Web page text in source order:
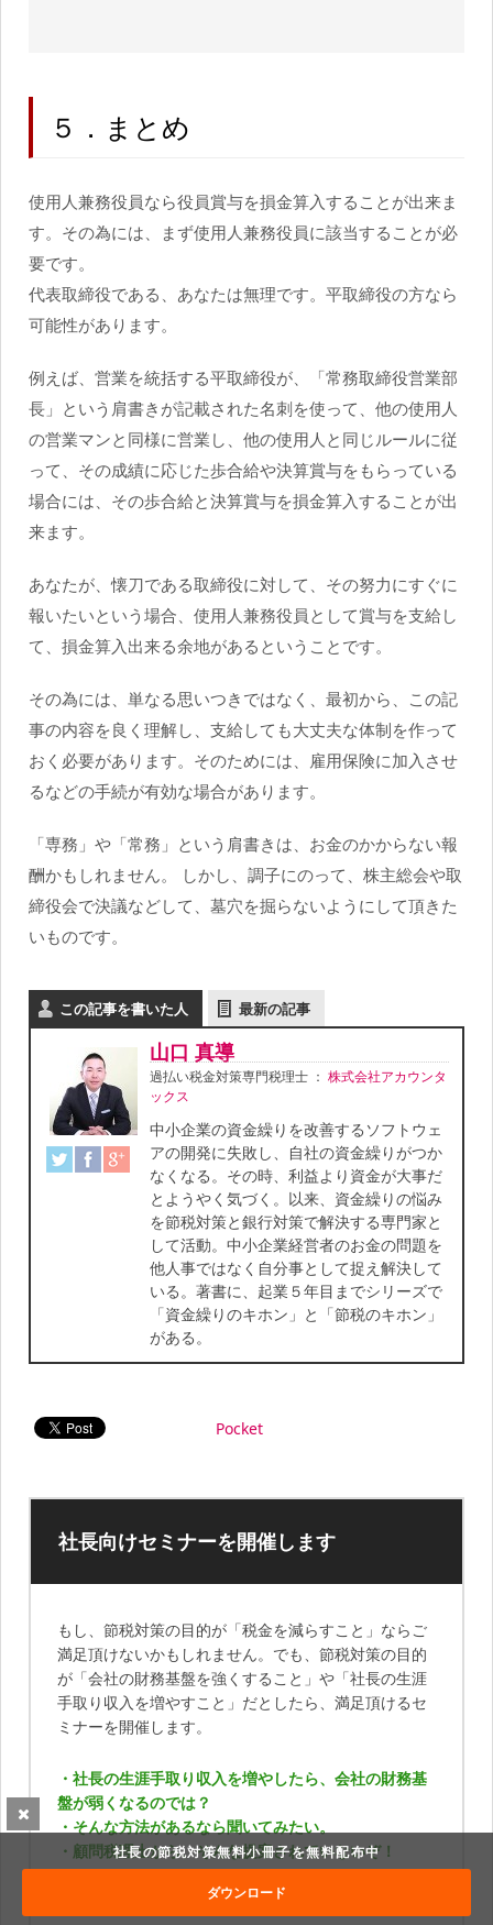
５．まとめ
使用人兼務役員なら役員賞与を損金算入することが出来ま
す。その為には、まず使用人兼務役員に該当することが必
要です。
代表取締役である、あなたは無理です。平取締役の方なら
可能性があります。
例えば、営業を統括する平取締役が、「常務取締役営業部
長」という肩書きが記載された名刺を使って、他の使用人
の営業マンと同様に営業し、他の使用人と同じルールに従
って、その成績に応じた歩合給や決算賞与をもらっている
場合には、その歩合給と決算賞与を損金算入することが出
来ます。
あなたが、懐刀である取締役に対して、その努力にすぐに
報いたいという場合、使用人兼務役員として賞与を支給し
て、損金算入出来る余地があるということです。
その為には、単なる思いつきではなく、最初から、この記
事の内容を良く理解し、支給しても大丈夫な体制を作って
おく必要があります。そのためには、雇用保険に加入させ
るなどの手続が有効な場合があります。
「専務」や「常務」という肩書きは、お金のかからない報
酬かもしれません。 しかし、調子にのって、株主総会や取
締役会で決議などして、墓穴を掘らないようにして頂きた
いものです。
この記事を書いた人 最新の記事
山口 真導
過払い税金対策専門税理士 ： 株式会社アカウンタ
ックス
中小企業の資金繰りを改善するソフトウェ
アの開発に失敗し、自社の資金繰りがつか
なくなる。その時、利益より資金が大事だ
とようやく気づく。以来、資金繰りの悩み
を節税対策と銀行対策で解決する専門家と
して活動。中小企業経営者のお金の問題を
他人事ではなく自分事として捉え解決して
いる。著書に、起業５年目までシリーズで
「資金繰りのキホン」と「節税のキホン」
がある。
Pocket
社長向けセミナーを開催します
もし、節税対策の目的が「税金を減らすこと」ならご
満足頂けないかもしれません。でも、節税対策の目的
が「会社の財務基盤を強くすること」や「社長の生涯
手取り収入を増やすこと」だとしたら、満足頂けるセ
ミナーを開催します。
・社長の生涯手取り収入を増やしたら、会社の財務基
盤が弱くなるのでは？
・そんな方法があるなら聞いてみたい。
・顧問税理士から、そんな提案されていないぞ！
そう思った方は必ず参加して下さい。
社長の節税対策無料小冊子を無料配布中
ダウンロード